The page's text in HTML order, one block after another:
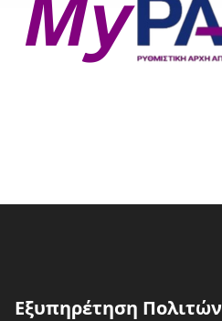
Εξυπηρέτηση Πολιτών